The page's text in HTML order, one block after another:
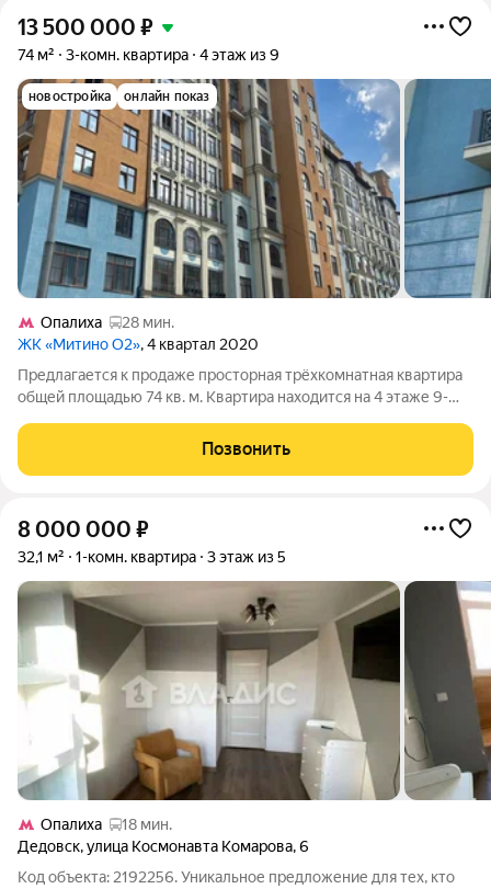
13 500 000 ₽
74 м² 3-комн. квартира 4 этаж из 9
новостройка онлайн показ
Опалиха
28 мин.
ЖК «Митино О2», 4 квартал 2020
Предлагается к продаже просторная трёхкомнатная квартира
общей площадью 74 кв. м. Квартира находится на 4 этаже 9-
Единственный дом в ЖК бизнес-класса. Высокие потолки 3
метра добавляют ощущение
Позвонить
8 000 000 ₽
32,1 м² 1-комн. квартира 3 этаж из 5
Опалиха
18 мин.
Дедовск,улица Космонавта Комарова,6
Код объекта: 2192256. Уникальное предложение для тех, кто